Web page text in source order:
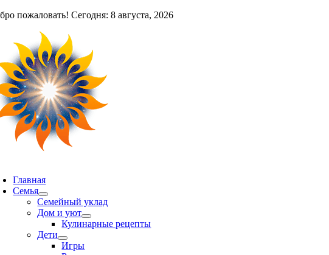
Skipпожаловать! Сегодня: 8 августа, 2026
Главная
Семья
Семейный уклад
Дом и уют
Кулинарные рецепты
Дети
Игры